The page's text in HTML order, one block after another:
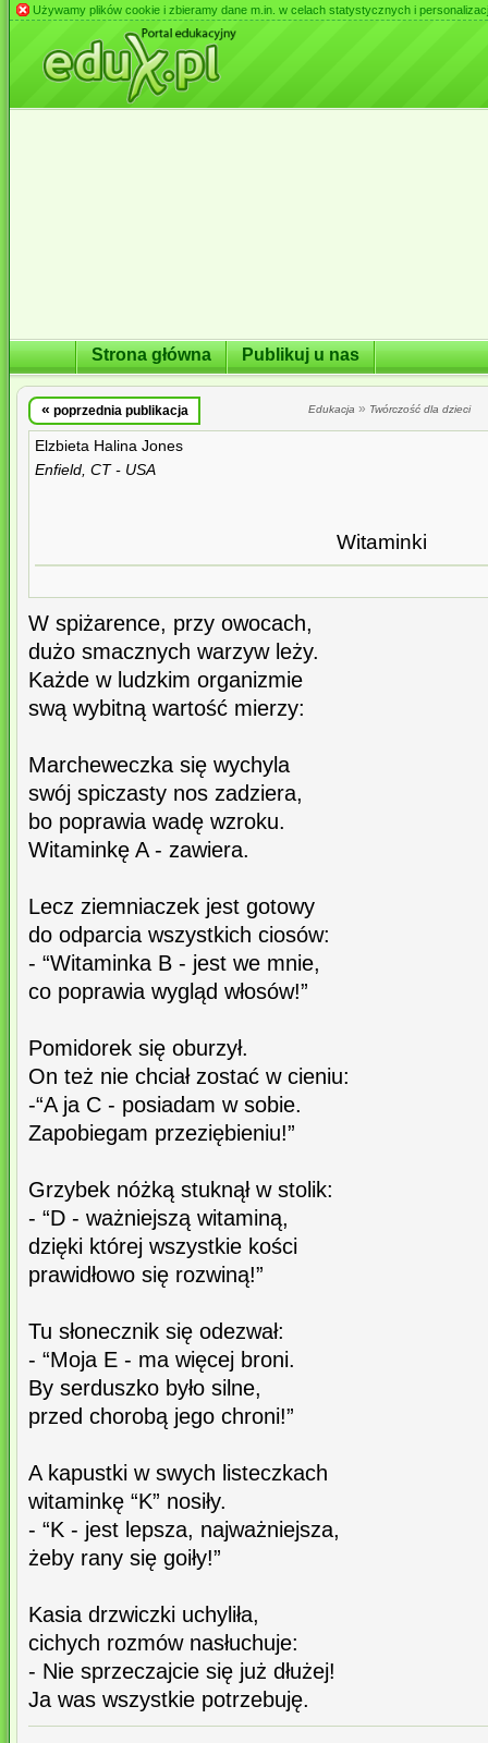
Używamy plików cookie i zbieramy dane m.in. w celach statystycznych i
Strona główna Publikuj u nas
« poprzednia publikacja Edukacja » Twórczość dla dzieci
Elzbieta Halina Jones
Enfield, CT - USA
Witaminki
W spiżarence, przy owocach,
dużo smacznych warzyw leży.
Każde w ludzkim organizmie
swą wybitną wartość mierzy:
Marcheweczka się wychyla
swój spiczasty nos zadziera,
bo poprawia wadę wzroku.
Witaminkę A - zawiera.
Lecz ziemniaczek jest gotowy
do odparcia wszystkich ciosów:
- “Witaminka B - jest we mnie,
co poprawia wygląd włosów!”
Pomidorek się oburzył.
On też nie chciał zostać w cieniu:
-“A ja C - posiadam w sobie.
Zapobiegam przeziębieniu!”
Grzybek nóżką stuknął w stolik:
- “D - ważniejszą witaminą,
dzięki której wszystkie kości
prawidłowo się rozwiną!”
Tu słonecznik się odezwał:
- “Moja E - ma więcej broni.
By serduszko było silne,
przed chorobą jego chroni!”
A kapustki w swych listeczkach
witaminkę “K” nosiły.
- “K - jest lepsza, najważniejsza,
żeby rany się goiły!”
Kasia drzwiczki uchyliła,
cichych rozmów nasłuchuje:
- Nie sprzeczajcie się już dłużej!
Ja was wszystkie potrzebuję.